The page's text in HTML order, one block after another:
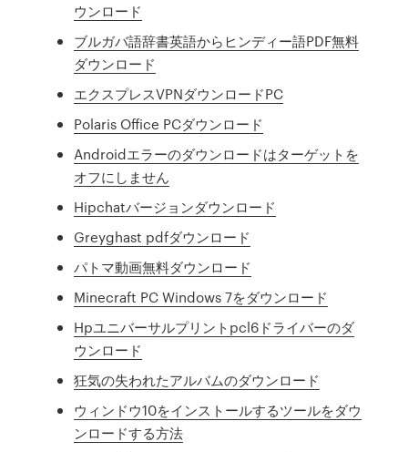
ウンロード
ブルガバ語辞書英語からヒンディー語PDF無料
ダウンロード
エクスプレスVPNダウンロードPC
Polaris Office PCダウンロード
Androidエラーのダウンロードはターゲットを
オフにしません
Hipchatバージョンダウンロード
Greyghast pdfダウンロード
パトマ動画無料ダウンロード
Minecraft PC Windows 7をダウンロード
Hpユニバーサルプリントpcl6ドライバーのダ
ウンロード
狂気の失われたアルバムのダウンロード
ウィンドウ10をインストールするツールをダウ
ンロードする方法